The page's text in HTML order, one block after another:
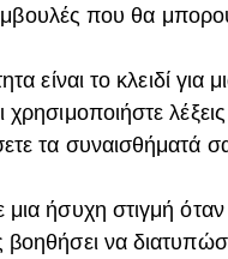
που θα
είναι το κλειδί για
τα συναισθήματά
μια ήσυχη στιγμή
να